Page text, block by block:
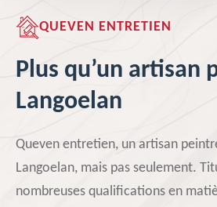
QUEVEN ENTRETIEN
Plus qu’un artisan
Langoelan
Queven entretien, un artisan
Langoelan, mais pas seulement.
nombreuses qualifications en